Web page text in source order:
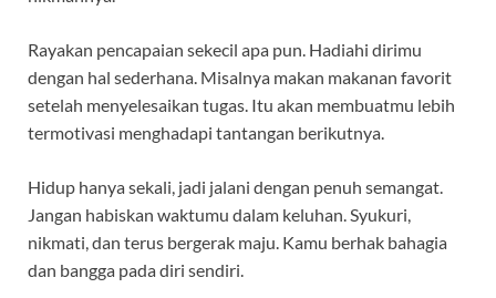
Rayakan pencapaian sekecil apa pun. Hadiahi dirimu
dengan hal sederhana. Misalnya makan makanan favorit
setelah menyelesaikan tugas. Itu akan membuatmu lebih
termotivasi menghadapi tantangan berikutnya.
Hidup hanya sekali, jadi jalani dengan penuh semangat.
Jangan habiskan waktumu dalam keluhan. Syukuri,
nikmati, dan terus bergerak maju. Kamu berhak bahagia
dan bangga pada diri sendiri.